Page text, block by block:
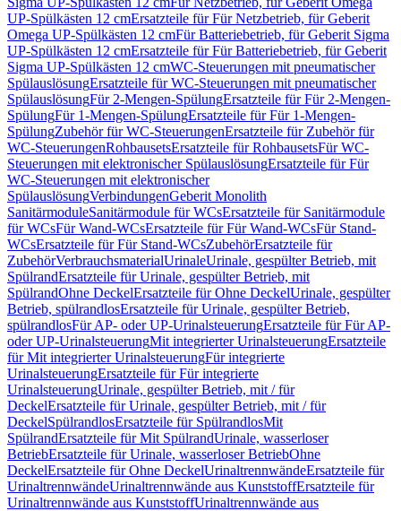
UP-Spülkästen 12 cmErsatzteile für Für Netzbetrieb, für Geberit
Omega UP-Spülkästen 12 cmFür Batteriebetrieb, für Geberit Sigma
UP-Spülkästen 12 cmErsatzteile für Für Batteriebetrieb, für Geberit
Sigma UP-Spülkästen 12 cmWC-Steuerungen mit pneumatischer
SpülauslösungErsatzteile für WC-Steuerungen mit pneumatischer
SpülauslösungFür 2-Mengen-SpülungErsatzteile für Für 2-Mengen-
SpülungFür 1-Mengen-SpülungErsatzteile für Für 1-Mengen-
SpülungZubehör für WC-SteuerungenErsatzteile für Zubehör für
WC-SteuerungenRohbausetsErsatzteile für RohbausetsFür WC-
Steuerungen mit elektronischer SpülauslösungErsatzteile für Für
WC-Steuerungen mit elektronischer
SpülauslösungVerbindungenGeberit Monolith
SanitärmoduleSanitärmodule für WCsErsatzteile für Sanitärmodule
für WCsFür Wand-WCsErsatzteile für Für Wand-WCsFür Stand-
WCsErsatzteile für Für Stand-WCsZubehörErsatzteile für
ZubehörVerbrauchsmaterialUrinaleUrinale, gespülter Betrieb, mit
SpülrandErsatzteile für Urinale, gespülter Betrieb, mit
SpülrandOhne DeckelErsatzteile für Ohne DeckelUrinale, gespülter
Betrieb, spülrandlosErsatzteile für Urinale, gespülter Betrieb,
spülrandlosFür AP- oder UP-UrinalsteuerungErsatzteile für Für AP-
oder UP-UrinalsteuerungMit integrierter UrinalsteuerungErsatzteile
für Mit integrierter UrinalsteuerungFür integrierte
UrinalsteuerungErsatzteile für Für integrierte
UrinalsteuerungUrinale, gespülter Betrieb, mit / für
DeckelErsatzteile für Urinale, gespülter Betrieb, mit / für
DeckelSpülrandlosErsatzteile für SpülrandlosMit
SpülrandErsatzteile für Mit SpülrandUrinale, wasserloser
BetriebErsatzteile für Urinale, wasserloser BetriebOhne
DeckelErsatzteile für Ohne DeckelUrinaltrennwändeErsatzteile für
UrinaltrennwändeUrinaltrennwände aus KunststoffErsatzteile für
Urinaltrennwände aus KunststoffUrinaltrennwände aus